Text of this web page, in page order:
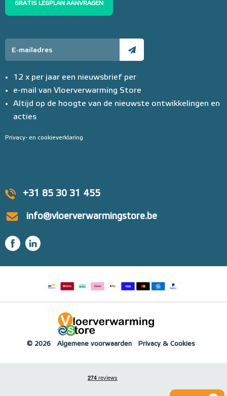
+31 85 30 31 455
info@vloerverwarmingstore.be
GRATIS LEGPLAN AANVRAGEN
12 x per jaar een nieuwsbrief per
e-mail van Vloerverwarming Store
Altijd op de hoogte van de nieuwste ontwikkelingen en
acties
Privacy- en cookieverklaring
© 2026 Algemene voorwaarden Privacy & Cookies